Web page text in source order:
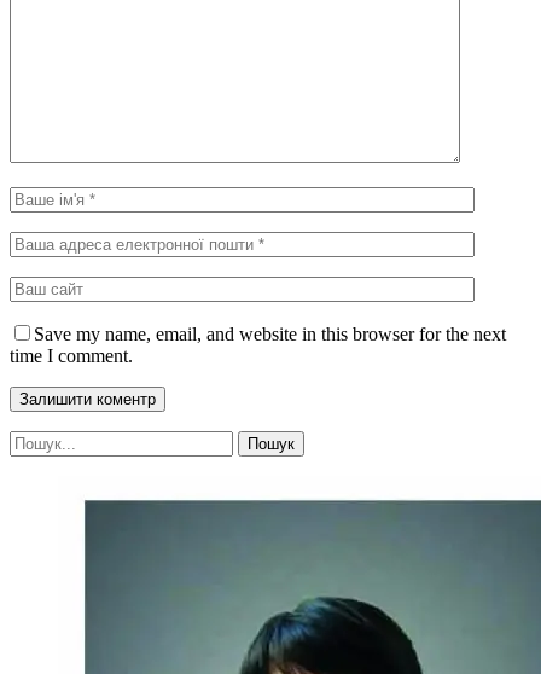
Save my name, email, and website in this browser for the next
time I comment.